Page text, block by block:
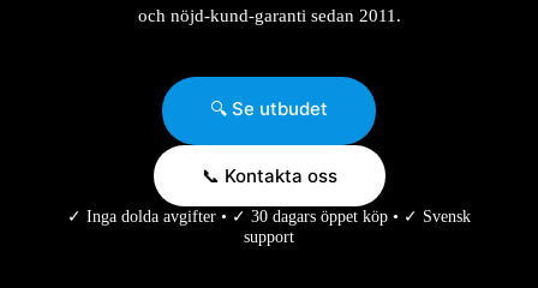
och nöjd-kund-garanti sedan 2011.
🔍 Se utbudet
📞 Kontakta oss
✓ Inga dolda avgifter • ✓ 30 dagars öppet köp • ✓ Svensk
support